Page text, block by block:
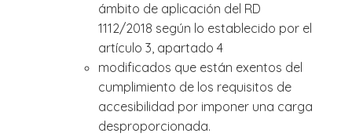
ámbito de aplicación del RD
1112/2018 según lo establecido por el
artículo 3, apartado 4
modificados que están exentos del
cumplimiento de los requisitos de
accesibilidad por imponer una carga
desproporcionada.